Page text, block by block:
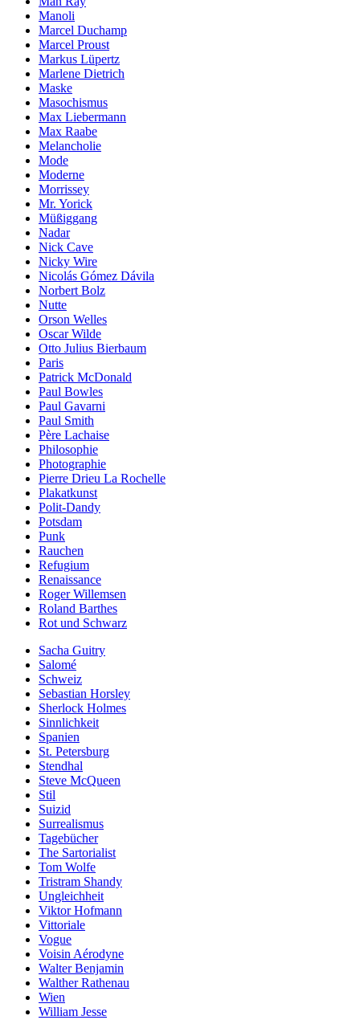
Manoli
Marcel Duchamp
Marcel Proust
Markus Lüpertz
Marlene Dietrich
Maske
Masochismus
Max Liebermann
Max Raabe
Melancholie
Mode
Moderne
Morrissey
Mr. Yorick
Müßiggang
Nadar
Nick Cave
Nicky Wire
Nicolás Gómez Dávila
Norbert Bolz
Nutte
Orson Welles
Oscar Wilde
Otto Julius Bierbaum
Paris
Patrick McDonald
Paul Bowles
Paul Gavarni
Paul Smith
Père Lachaise
Philosophie
Photographie
Pierre Drieu La Rochelle
Plakatkunst
Polit-Dandy
Potsdam
Punk
Rauchen
Refugium
Renaissance
Roger Willemsen
Roland Barthes
Rot und Schwarz
Sacha Guitry
Salomé
Schweiz
Sebastian Horsley
Sherlock Holmes
Sinnlichkeit
Spanien
St. Petersburg
Stendhal
Steve McQueen
Stil
Suizid
Surrealismus
Tagebücher
The Sartorialist
Tom Wolfe
Tristram Shandy
Ungleichheit
Viktor Hofmann
Vittoriale
Vogue
Voisin Aérodyne
Walter Benjamin
Walther Rathenau
Wien
William Jesse